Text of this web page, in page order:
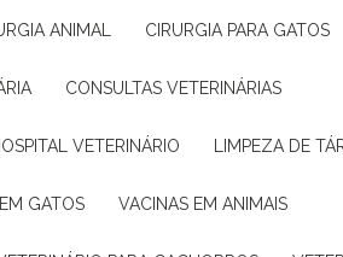
ANIMAL CIRURGIA PARA GATOS
CONSULTAS VETERINÁRIAS
HOSPITAL VETERINÁRIO LIMPEZA DE
EM GATOS VACINAS EM ANIMAIS